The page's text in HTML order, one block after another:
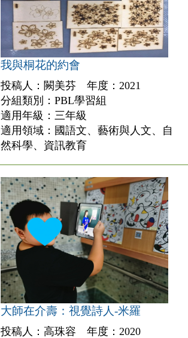
我與桐花的約會
投稿人：闕美芬 年度：2021
分組類別：PBL學習組
適用年級：三年級
適用領域：國語文、藝術與人文、自
然科學、資訊教育
大師在介壽：視覺詩人-米羅
投稿人：高珠容 年度：2020